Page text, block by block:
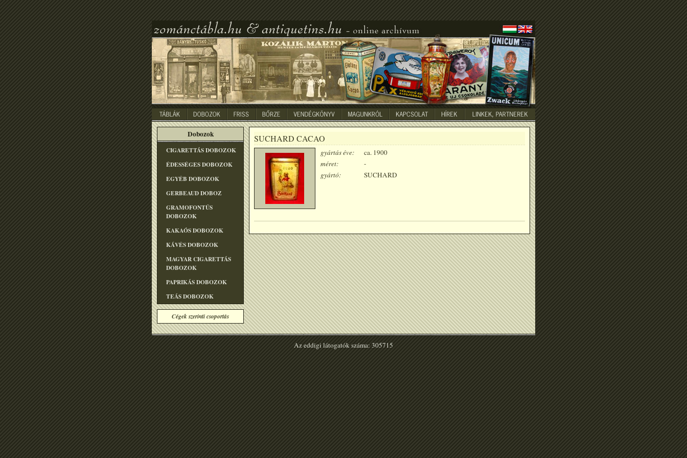
Dobozok
CIGARETTÁS DOBOZOK
ÉDESSÉGES DOBOZOK
EGYÉB DOBOZOK
GERBEAUD DOBOZ
GRAMOFONTÛS
DOBOZOK
KAKAÓS DOBOZOK
KÁVÉS DOBOZOK
MAGYAR CIGARETTÁS
DOBOZOK
PAPRIKÁS DOBOZOK
TEÁS DOBOZOK
Cégek szerinti csoportás
SUCHARD CACAO
gyártás éve:
ca. 1900
méret:
-
gyártó:
SUCHARD
Az eddigi látogatók száma: 305715